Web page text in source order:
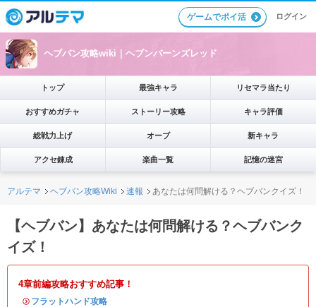
ゲームでポイ活 ログイン
ヘブバン攻略wiki｜ヘブンバーンズレッド
トップ 最強キャラ リセマラ当たり
おすすめガチャ ストーリー攻略 キャラ評価
総戦力上げ オーブ 新キャラ
アクセ錬成 楽曲一覧 記憶の迷宮
アルテマ ヘブバン攻略Wiki 速報 あなたは何問解ける？ヘブバンクイズ！
【ヘブバン】あなたは何問解ける？ヘブバンク
イズ！
4章前編攻略おすすめ記事！
・ フラットハンド攻略